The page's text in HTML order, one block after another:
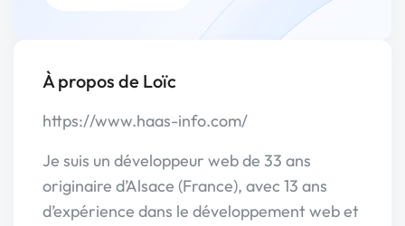
À propos de Loïc
https://www.haas-info.com/
Je suis un développeur web de 33 ans
originaire d’Alsace (France), avec 13 ans
d’expérience dans le développement web et